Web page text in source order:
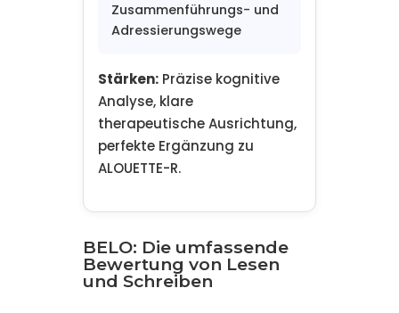
Zusammenführungs- und
Adressierungswege
Stärken:Präzise kognitive
Analyse, klare
therapeutische Ausrichtung,
perfekte Ergänzung zu
ALOUETTE-R.
BELO: Die umfassende
Bewertung von Lesen
und Schreiben